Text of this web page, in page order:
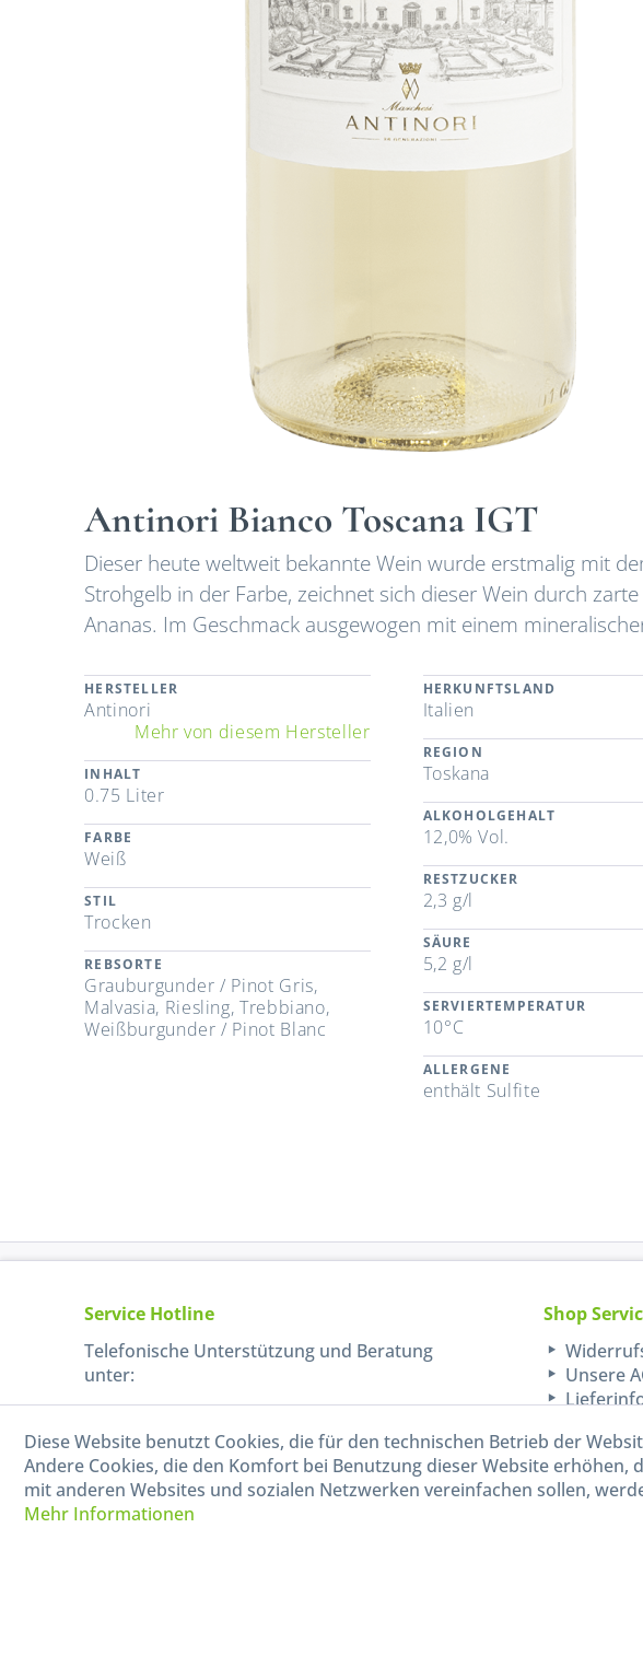
Antinori Bianco Toscana IGT
Dieser heute weltweit bekannte Wein wurde erstmalig mit
Strohgelb in der Farbe, zeichnet sich dieser Wein durch
Ananas. Im Geschmack ausgewogen mit einem
HERSTELLER
Antinori
Mehr von diesem Hersteller
INHALT
0.75 Liter
FARBE
Weiß
STIL
Trocken
REBSORTE
Grauburgunder / Pinot Gris,
Malvasia, Riesling, Trebbiano,
Weißburgunder / Pinot Blanc
HERKUNFTSLAND
Italien
REGION
Toskana
ALKOHOLGEHALT
12,0% Vol.
RESTZUCKER
2,3 g/l
SÄURE
5,2 g/l
SERVIERTEMPERATUR
10°C
ALLERGENE
enthält Sulfite
Service Hotline
Telefonische Unterstützung und Beratung
unter:
040-880 99 770
Mo-Fr, 09:00 - 15:00 Uhr
Shop
Unsere
Diese Website benutzt Cookies, die für den technischen Betrieb der
Andere Cookies, die den Komfort bei Benutzung dieser Website
mit anderen Websites und sozialen Netzwerken vereinfachen sollen,
Mehr Informationen